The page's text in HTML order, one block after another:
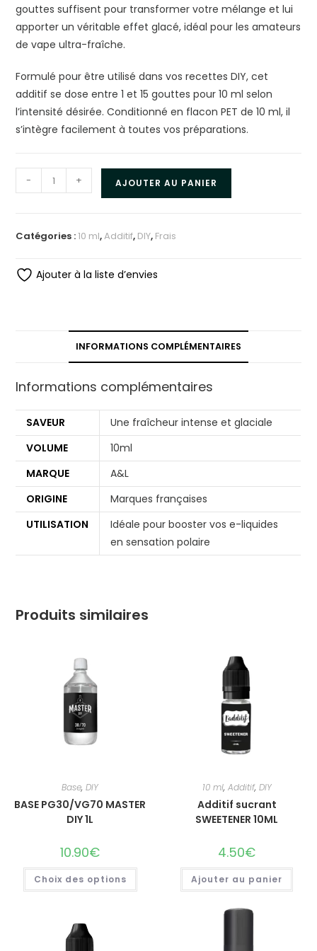
gouttes suffisent pour transformer votre mélange et lui
apporter un véritable effet glacé, idéal pour les amateurs
de vape ultra-fraîche.
Formulé pour être utilisé dans vos recettes DIY, cet
additif se dose entre 1 et 15 gouttes pour 10 ml selon
l’intensité désirée. Conditionné en flacon PET de 10 ml, il
s’intègre facilement à toutes vos préparations.
- + AJOUTER AU PANIER
Catégories :10 ml,Additif, DIY, Frais
Ajouter à la liste d’envies
INFORMATIONS COMPLÉMENTAIRES
Informations complémentaires
SAVEUR
Une fraîcheur intense et glaciale
VOLUME
10ml
MARQUE
A&L
ORIGINE
Marques françaises
UTILISATION
Idéale pour booster vos e-liquides
en sensation polaire
Produits similaires
Base,DIY
BASE PG30/VG70 MASTER
DIY 1L
10.90€
Choix des options
10 ml, Additif, DIY
Additif sucrant
SWEETENER 10ML
4.50€
Ajouter au panier